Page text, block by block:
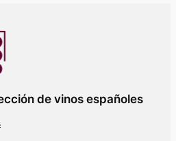
de vinos españoles